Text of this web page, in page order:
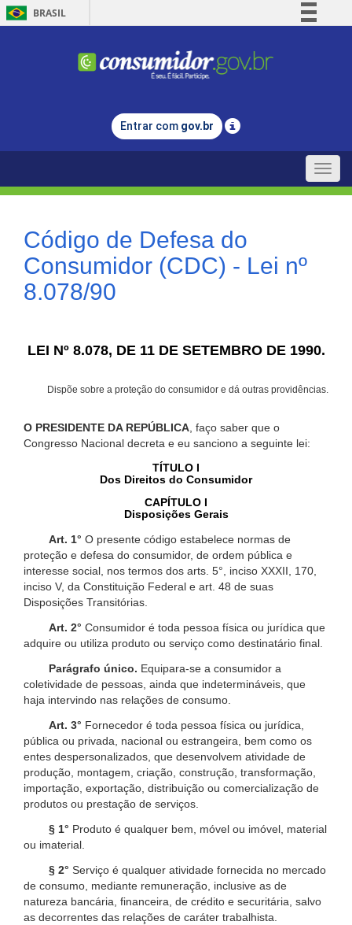
BRASIL
Comunica BR
Legislação
Entrar com gov.br
Toggle
Código de Defesa do
Consumidor (CDC) - Lei nº
8.078/90
LEI Nº 8.078, DE 11 DE SETEMBRO DE 1990.
Dispõe sobre a proteção do consumidor e dá outras providências.
O PRESIDENTE DA REPÚBLICA , faço saber que o
Congresso Nacional decreta e eu sanciono a seguinte lei:
TÍTULO I
Dos Direitos do Consumidor
CAPÍTULO I
Disposições Gerais
Art. 1° O presente código estabelece normas de
proteção e defesa do consumidor, de ordem pública e
interesse social, nos termos dos arts. 5°, inciso XXXII, 170,
inciso V, da Constituição Federal e art. 48 de suas
Disposições Transitórias.
Art. 2° Consumidor é toda pessoa física ou jurídica que
adquire ou utiliza produto ou serviço como destinatário final.
Parágrafo único. Equipara-se a consumidor a
coletividade de pessoas, ainda que indetermináveis, que
haja intervindo nas relações de consumo.
Art. 3° Fornecedor é toda pessoa física ou jurídica,
pública ou privada, nacional ou estrangeira, bem como os
entes despersonalizados, que desenvolvem atividade de
produção, montagem, criação, construção, transformação,
importação, exportação, distribuição ou comercialização de
produtos ou prestação de serviços.
§ 1° Produto é qualquer bem, móvel ou imóvel, material
ou imaterial.
§ 2° Serviço é qualquer atividade fornecida no mercado
de consumo, mediante remuneração, inclusive as de
natureza bancária, financeira, de crédito e securitária, salvo
as decorrentes das relações de caráter trabalhista.